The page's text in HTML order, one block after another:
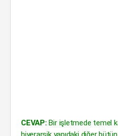
CEVAP: Bir işletmede temel